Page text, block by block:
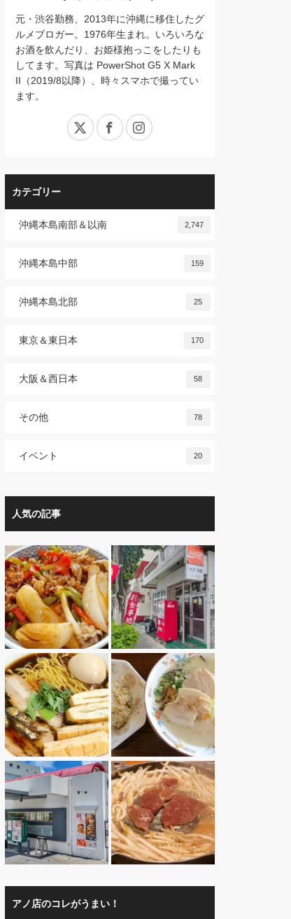
元・渋谷勤務、2013年に沖縄に移住したグ
ルメブロガー。1976年生まれ。いろいろな
お酒を飲んだり、お姫様抱っこをしたりも
してます。写真は PowerShot G5 X Mark
II（2019/8以降）、時々スマホで撮ってい
ます。
X FacebookInstagram
カテゴリー
沖縄本島南部＆以南 2,747
沖縄本島中部 159
沖縄本島北部 25
東京＆東日本 170
大阪＆西日本 58
その他 78
イベント 20
人気の記事
アノ店のコレがうまい！